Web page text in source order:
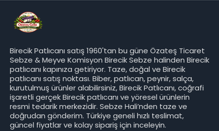
Birecik Patlıcanı satış 1960'tan bu güne Özateş Ticaret
Sebze & Meyve Komisyon Birecik Sebze halinden Birecik
patlıcanı kapınıza getiriyor. Taze, doğal ve Birecik
patlıcanı satış noktası. Biber, patlıcan, peynir, salça,
kurutulmuş ürünler alabilirsiniz, Birecik Patlıcanı, coğrafi
işaretli gerçek Birecik patlıcanı ve yöresel ürünlerin
resmi tedarik merkezidir. Sebze Hali’nden taze ve
doğrudan gönderim. Türkiye geneli hızlı teslimat,
güncel fiyatlar ve kolay sipariş için inceleyin.